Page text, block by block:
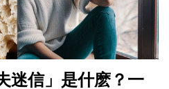
迷信」是什麽？一